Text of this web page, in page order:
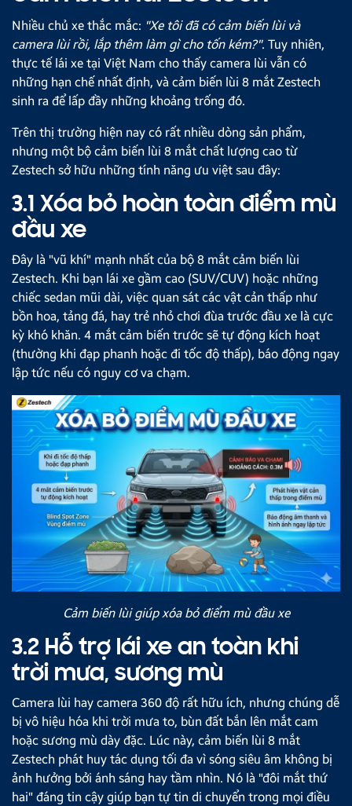
Nhiều chủ xe thắc mắc: "Xe tôi đã có cảm biến lùi và
camera lùi rồi, lắp thêm làm gì cho tốn kém?". Tuy nhiên,
thực tế lái xe tại Việt Nam cho thấy camera lùi vẫn có
những hạn chế nhất định, và cảm biến lùi 8 mắt Zestech
sinh ra để lấp đầy những khoảng trống đó.
Trên thị trường hiện nay có rất nhiều dòng sản phẩm,
nhưng một bộ cảm biến lùi 8 mắt chất lượng cao từ
Zestech sở hữu những tính năng ưu việt sau đây:
3.1 Xóa bỏ hoàn toàn điểm mù
đầu xe
Đây là "vũ khí" mạnh nhất của bộ 8 mắt cảm biến lùi
Zestech. Khi bạn lái xe gầm cao (SUV/CUV) hoặc những
chiếc sedan mũi dài, việc quan sát các vật cản thấp như
bồn hoa, tảng đá, hay trẻ nhỏ chơi đùa trước đầu xe là cực
kỳ khó khăn. 4 mắt cảm biến trước sẽ tự động kích hoạt
(thường khi đạp phanh hoặc đi tốc độ thấp), báo động ngay
lập tức nếu có nguy cơ va chạm.
Cảm biến lùi giúp xóa bỏ điểm mù đầu xe
3.2 Hỗ trợ lái xe an toàn khi
trời mưa, sương mù
Camera lùi hay camera 360 độ rất hữu ích, nhưng chúng dễ
bị vô hiệu hóa khi trời mưa to, bùn đất bắn lên mắt cam
hoặc sương mù dày đặc. Lúc này, cảm biến lùi 8 mắt
Zestech phát huy tác dụng tối đa vì sóng siêu âm không bị
ảnh hưởng bởi ánh sáng hay tầm nhìn. Nó là "đôi mắt thứ
hai" đáng tin cậy giúp bạn tự tin di chuyển trong mọi điều